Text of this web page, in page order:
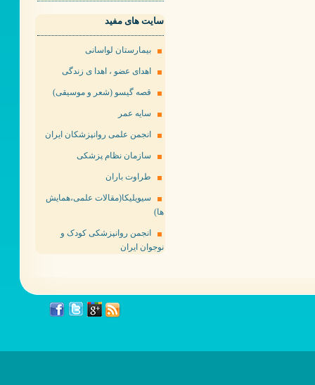
سایت های مفید
بیمارستان لواسانی
اهدای عضو ، اهدا ی زندگی
قصه گیسو (شعر و موسیقی)
سایه عمر
انجمن علمی روانپزشکان ایران
سازمان نظام پزشکی
طراوت باران
سیویلیکا(مقالات علمی،همایش
ها)
انجمن روانپزشکی کودک و
نوجوان ایران